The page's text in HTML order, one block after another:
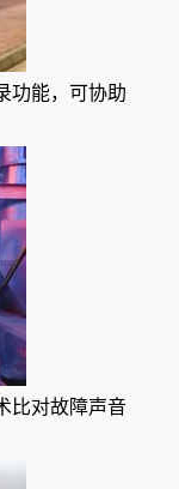
功能，可协助
比对故障声音